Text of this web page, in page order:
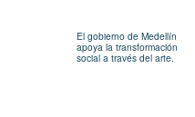
El gobierno de Medellín
apoya la transformación
social a través del arte.